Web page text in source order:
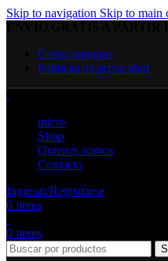
Skip to navigation Skip to main
Como comprar
Políticas de privacidad
inicio
Shop
Quienes somos
Contacto
Ingresar/Registrarse
0 items
0 items